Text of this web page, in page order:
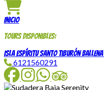
Inicio
Tours disponibles:
Isla Espíritu SantoTiburón Ballena
6121560291
FacebookInstagram
WhatsAppTripAdvisor